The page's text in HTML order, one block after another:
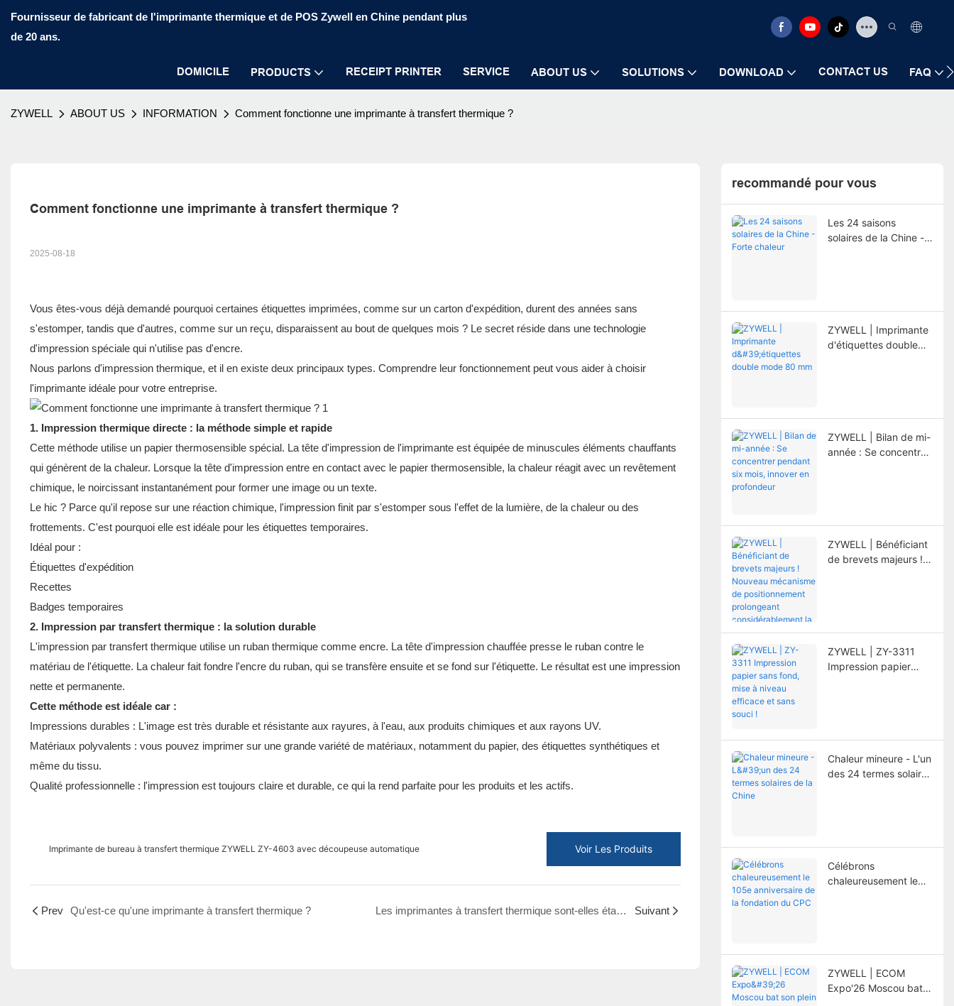
Fournisseur de fabricant de l'imprimante thermique et de POS Zywell en Chine pendant plus
de 20 ans.
DOMICILE PRODUCTS RECEIPT PRINTER SERVICE ABOUT US SOLUTIONS DOWNLOAD CONTACT US FAQ
ZYWELL ABOUT US INFORMATION Comment fonctionne une imprimante à transfert thermique ?
Comment fonctionne une imprimante à transfert thermique ?
2025-08-18
Vous êtes-vous déjà demandé pourquoi certaines étiquettes imprimées, comme sur un carton d'expédition, durent des années sans
s'estomper, tandis que d'autres, comme sur un reçu, disparaissent au bout de quelques mois ? Le secret réside dans une technologie
d'impression spéciale qui n'utilise pas d'encre.
Nous parlons d'impression thermique, et il en existe deux principaux types. Comprendre leur fonctionnement peut vous aider à choisir
l'imprimante idéale pour votre entreprise.
1. Impression thermique directe : la méthode simple et rapide
Cette méthode utilise un papier thermosensible spécial. La tête d'impression de l'imprimante est équipée de minuscules éléments chauffants
qui génèrent de la chaleur. Lorsque la tête d'impression entre en contact avec le papier thermosensible, la chaleur réagit avec un revêtement
chimique, le noircissant instantanément pour former une image ou un texte.
Le hic ? Parce qu'il repose sur une réaction chimique, l'impression finit par s'estomper sous l'effet de la lumière, de la chaleur ou des
frottements. C'est pourquoi elle est idéale pour les étiquettes temporaires.
Idéal pour :
Étiquettes d'expédition
Recettes
Badges temporaires
2. Impression par transfert thermique : la solution durable
L'impression par transfert thermique utilise un ruban thermique comme encre. La tête d'impression chauffée presse le ruban contre le
matériau de l'étiquette. La chaleur fait fondre l'encre du ruban, qui se transfère ensuite et se fond sur l'étiquette. Le résultat est une impression
nette et permanente.
Cette méthode est idéale car :
Impressions durables : L'image est très durable et résistante aux rayures, à l'eau, aux produits chimiques et aux rayons UV.
Matériaux polyvalents : vous pouvez imprimer sur une grande variété de matériaux, notamment du papier, des étiquettes synthétiques et
même du tissu.
Qualité professionnelle : l'impression est toujours claire et durable, ce qui la rend parfaite pour les produits et les actifs.
Imprimante de bureau à transfert thermique ZYWELL ZY-4603 avec découpeuse automatique Voir Les Produits
Prev Qu'est-ce qu'une imprimante à transfert thermique ? Les imprimantes à transfert thermique sont-elles étanches ? Suivant
recommandé pour vous
Les 24 saisons
solaires de la Chine -
ZYWELL | Imprimante
d'étiquettes double
ZYWELL | Bilan de mi-
année : Se concentrer
ZYWELL | Bénéficiant
de brevets majeurs !
durée de vie de
l'imprimante.
ZYWELL | ZY-3311
Impression papier
Chaleur mineure - L'un
des 24 termes solaires
Célébrons
chaleureusement le
ZYWELL | ECOM
Expo'26 Moscou bat